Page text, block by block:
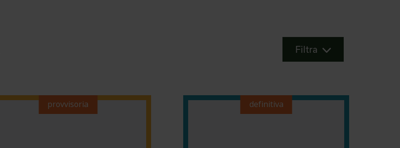
Filtra
provvisoria definitiva